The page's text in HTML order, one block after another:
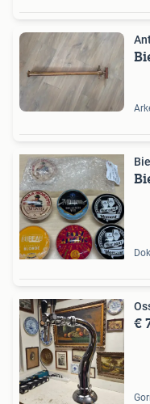
€